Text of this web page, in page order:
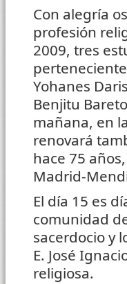
Con alegría
profesión
2009, tres
Yohanes
Benjitu
mañana, en
renovará
hace 75
Madrid-
El día 15 es
comunidad
sacerdocio y
E. José
religiosa.